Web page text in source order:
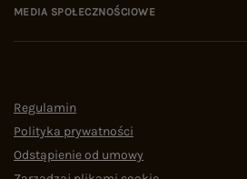
MEDIA SPOŁECZNOŚCIOWE
Regulamin
Polityka prywatności
Odstąpienie od umowy